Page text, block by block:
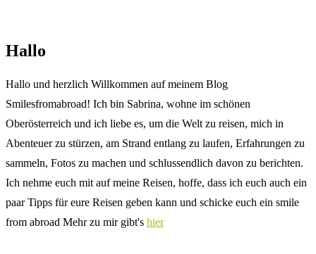
Hallo
Hallo und herzlich Willkommen auf meinem Blog
Smilesfromabroad! Ich bin Sabrina, wohne im schönen
Oberösterreich und ich liebe es, um die Welt zu reisen, mich in
Abenteuer zu stürzen, am Strand entlang zu laufen, Erfahrungen zu
sammeln, Fotos zu machen und schlussendlich davon zu berichten.
Ich nehme euch mit auf meine Reisen, hoffe, dass ich euch auch ein
paar Tipps für eure Reisen geben kann und schicke euch ein smile
from abroad Mehr zu mir gibt's hier